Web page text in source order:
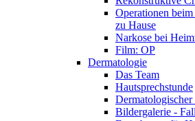
Operationen
zu Hause
Narkose bei
Film: OP
Dermatologie
Das Team
Hautsprechstunde
Bildergalerie -